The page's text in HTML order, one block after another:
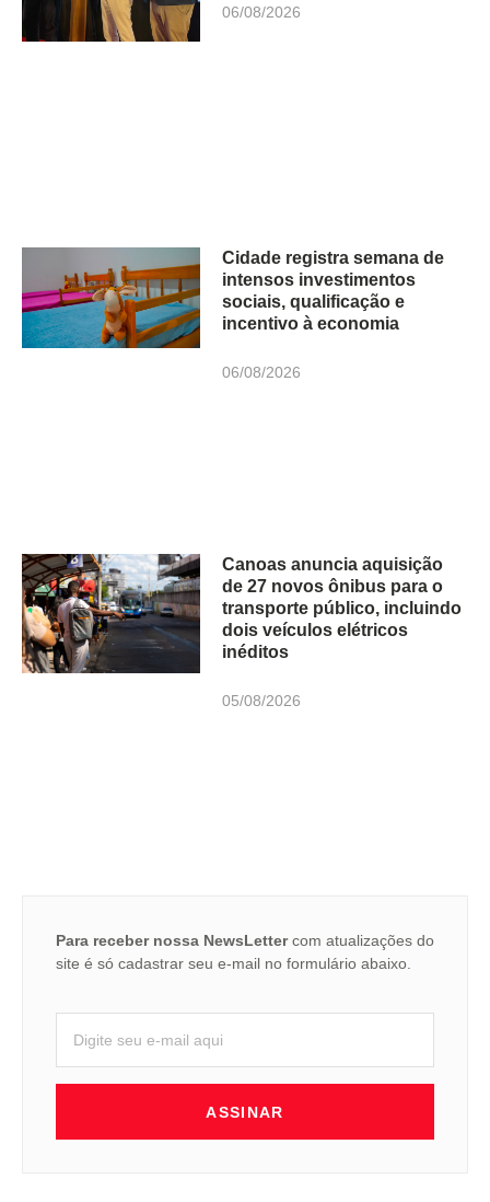
06/08/2026
Cidade registra semana de
intensos investimentos
sociais, qualificação e
incentivo à economia
06/08/2026
Canoas anuncia aquisição
de 27 novos ônibus para o
transporte público, incluindo
dois veículos elétricos
inéditos
05/08/2026
Para receber nossa NewsLettercom atualizações do
site é só cadastrar seu e-mail no formulário abaixo.
ASSINAR